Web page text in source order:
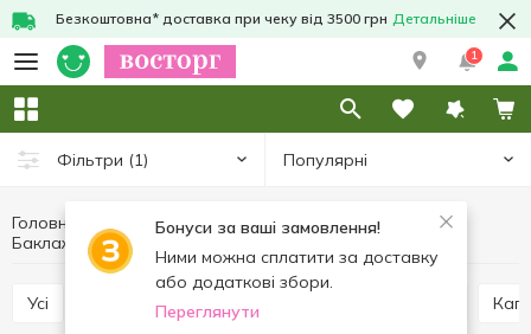
Безкоштовна* доставка при чеку від 3500 грн Детальніше
1
Фільтри (1) Популярні
Бонуси за ваші замовлення!
Ними можна сплатити за доставку
або додаткові збори.
Переглянути
Головна Фрукти та овочі Овочі
Баклажани, кабачки, цукіні
Усі Помідори